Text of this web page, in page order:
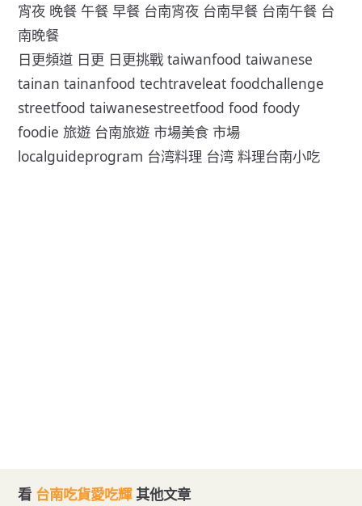
宵夜 晚餐 午餐 早餐 台南宵夜 台南早餐 台南午餐 台
南晚餐
日更頻道 日更 日更挑戰 taiwanfood taiwanese
tainan tainanfood techtraveleat foodchallenge
streetfood taiwanesestreetfood food foody
foodie 旅遊 台南旅遊 市場美食 市場
localguideprogram 台湾料理 台湾 料理台南小吃
看 台南吃貨愛吃輝 其他文章